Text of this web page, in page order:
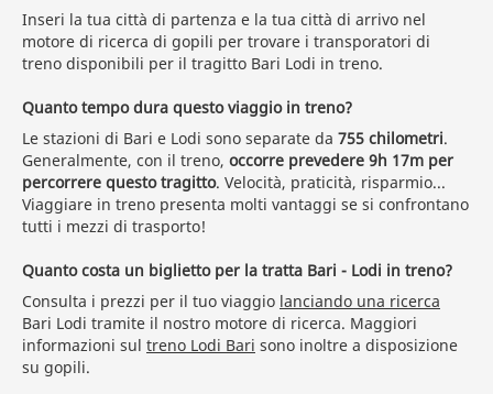
Inseri la tua città di partenza e la tua città di arrivo nel
motore di ricerca di gopili per trovare i transporatori di
treno disponibili per il tragitto Bari Lodi in treno.
Quanto tempo dura questo viaggio in treno?
Le stazioni di Bari e Lodi sono separate da 755 chilometri.
Generalmente, con il treno, occorre prevedere 9h 17m per
percorrere questo tragitto. Velocità, praticità, risparmio...
Viaggiare in treno presenta molti vantaggi se si confrontano
tutti i mezzi di trasporto!
Quanto costa un biglietto per la tratta Bari - Lodi in treno?
Consulta i prezzi per il tuo viaggio lanciando una ricerca
Bari Lodi tramite il nostro motore di ricerca. Maggiori
informazioni sul treno Lodi Bari sono inoltre a disposizione
su gopili.